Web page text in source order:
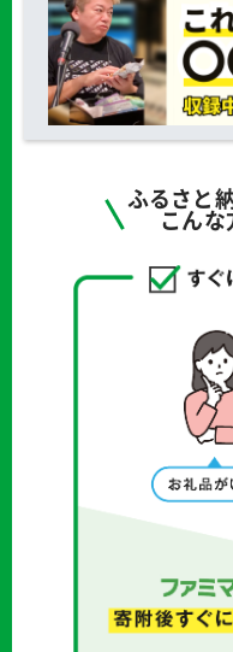
ふるさと
こんな